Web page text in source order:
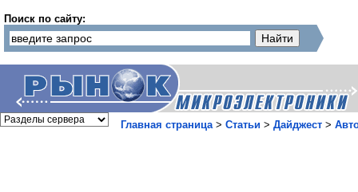
Поиск по сайту:
Главная страница> Статьи > Дайджест >